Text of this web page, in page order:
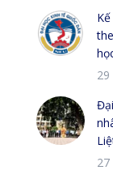
29
27